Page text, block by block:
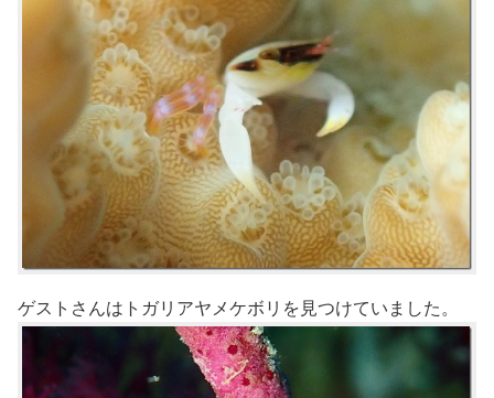
ゲストさんはトガリアヤメケボリを見つけていました。